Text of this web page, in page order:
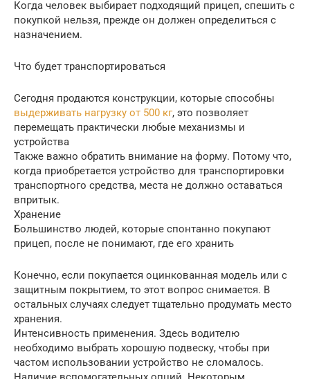
Когда человек выбирает подходящий прицеп, спешить с
покупкой нельзя, прежде он должен определиться с
назначением.
Что будет транспортироваться
Сегодня продаются конструкции, которые способны
выдерживать нагрузку от 500 кг, это позволяет
перемещать практически любые механизмы и
устройства
Также важно обратить внимание на форму. Потому что,
когда приобретается устройство для транспортировки
транспортного средства, места не должно оставаться
впритык.
Хранение
Большинство людей, которые спонтанно покупают
прицеп, после не понимают, где его хранить
Конечно, если покупается оцинкованная модель или с
защитным покрытием, то этот вопрос снимается. В
остальных случаях следует тщательно продумать место
хранения.
Интенсивность применения. Здесь водителю
необходимо выбрать хорошую подвеску, чтобы при
частом использовании устройство не сломалось.